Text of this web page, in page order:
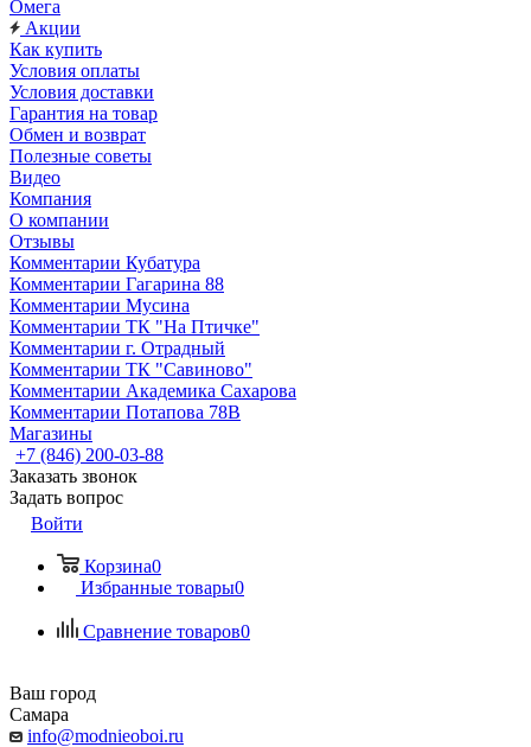
Омега
Акции
Как купить
Условия оплаты
Условия доставки
Гарантия на товар
Обмен и возврат
Полезные советы
Видео
Компания
О компании
Отзывы
Комментарии Кубатура
Комментарии Гагарина 88
Комментарии Мусина
Комментарии ТК "На Птичке"
Комментарии г. Отрадный
Комментарии ТК "Савиново"
Комментарии Академика Сахарова
Комментарии Потапова 78В
Магазины
+7 (846) 200-03-88
Заказать звонок
Задать вопрос
Войти
Корзина0
Избранные товары0
Сравнение товаров0
Ваш город
Самара
info@modnieoboi.ru